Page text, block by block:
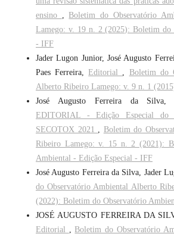
ensino
Boletim do Observatório
Lamego: v. 19 n. 2 (2025): Boletim do
- IFF
Jader Lugon Junior, José Augusto
Paes Ferreira, Editorial
Boletim do
Alberto Ribeiro Lamego: v. 9 n. 1
José Augusto Ferreira da Silva,
EDITORIAL - Edição Especial
SECOTOX 2021
Boletim do
Ribeiro Lamego: v. 15 n. 2 (2021):
Ambiental - Edição Especial - IFF
José Augusto Ferreira da Silva, Jader
do Observatório Ambiental Alberto
(2022): Boletim do Observatório
JOSÉ AUGUSTO FERREIRA DA
Editorial
Boletim do Observatório